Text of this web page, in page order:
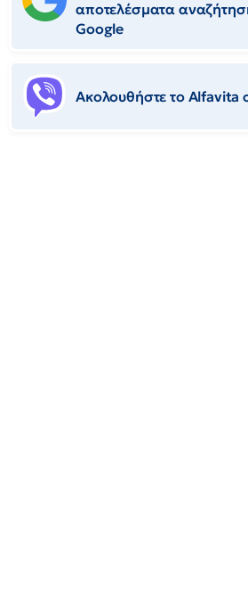
αποτελέσματα
Google
Ακολουθήστε το Αlfavita